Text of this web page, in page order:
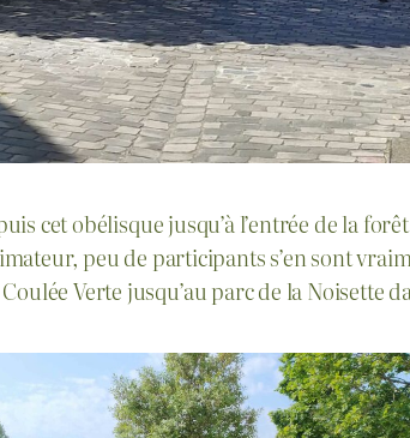
cet obélisque jusqu’à l’entrée de la
peu de participants s’en sont
Verte jusqu’au parc de la Noisette